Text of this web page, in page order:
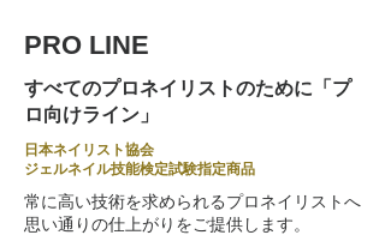
PRO LINE
すべてのプロネイリストのために「プ
ロ向けライン」
日本ネイリスト協会
ジェルネイル技能検定試験指定商品
常に高い技術を求められるプロネイリストへ
思い通りの仕上がりをご提供します。